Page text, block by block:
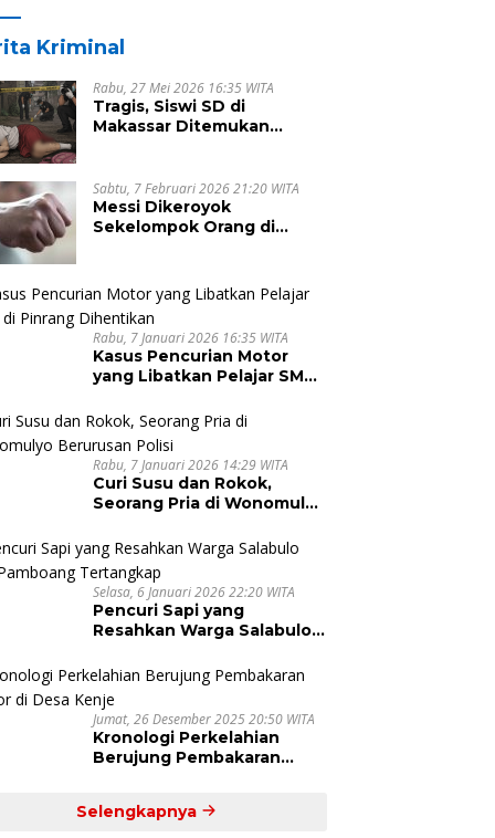
Sungai dan Jalan Terjal
Kriminal
Rabu, 27 Mei 2026 16:35 WITA
Tragis, Siswi SD di
Makassar Ditemukan
Sabtu, 7 Februari 2026 21:20 WITA
Messi Dikeroyok
Sekelompok Orang di
Rabu, 7 Januari 2026 16:35 WITA
Kasus Pencurian Motor
yang Libatkan Pelajar SMA
Rabu, 7 Januari 2026 14:29 WITA
Curi Susu dan Rokok,
Seorang Pria di Wonomulyo
Selasa, 6 Januari 2026 22:20 WITA
Pencuri Sapi yang
Resahkan Warga Salabulo
Jumat, 26 Desember 2025 20:50 WITA
Kronologi Perkelahian
Berujung Pembakaran
Selengkapnya